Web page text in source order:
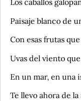
Los caballos
Paisaje blanco de
Con esas frutas
Uvas del viento
En un mar, en una
Te llevo ahora de